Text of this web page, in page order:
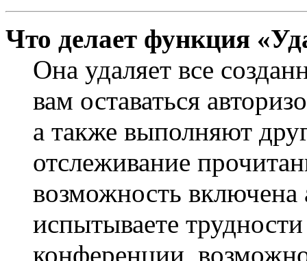
Что делает функция
Она удаляет все
вам оставаться
а также выполняют
отслеживание
возможность
испытываете
конференции,